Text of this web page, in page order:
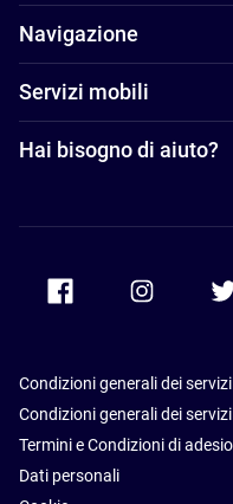
Navigazione
Servizi mobili
Hai bisogno di aiuto?
Accor Facebook
Condizioni generali dei servizi
Condizioni generali dei
Termini e Condizioni di
Dati personali